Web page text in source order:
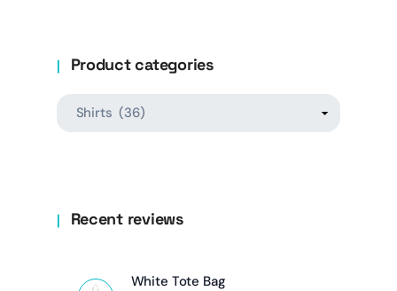
Product categories
Recent reviews
White Tote Bag